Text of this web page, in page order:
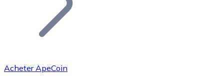
Acheter ApeCoin